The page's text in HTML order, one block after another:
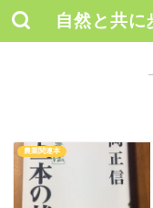
自然と共
農業関連本